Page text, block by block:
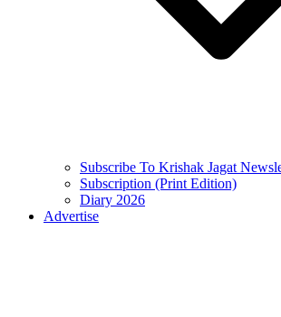
Subscribe To Krishak Jagat
Subscription (Print Edition)
Diary 2026
Advertise